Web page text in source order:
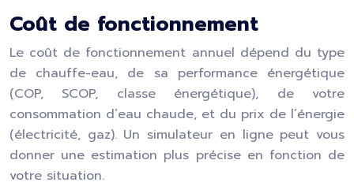
Coût de fonctionnement
Le coût de fonctionnement annuel dépend du type
de chauffe-eau, de sa performance énergétique
(COP, SCOP, classe énergétique), de votre
consommation d’eau chaude, et du prix de l’énergie
(électricité, gaz). Un simulateur en ligne peut vous
donner une estimation plus précise en fonction de
votre situation.